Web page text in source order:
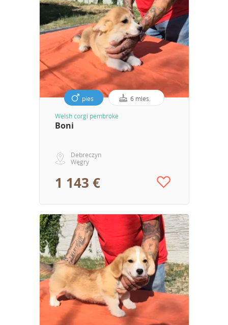
pies 6 mies.
Welsh corgi pembroke
Boni
Debreczyn
Węgry
1 143 €